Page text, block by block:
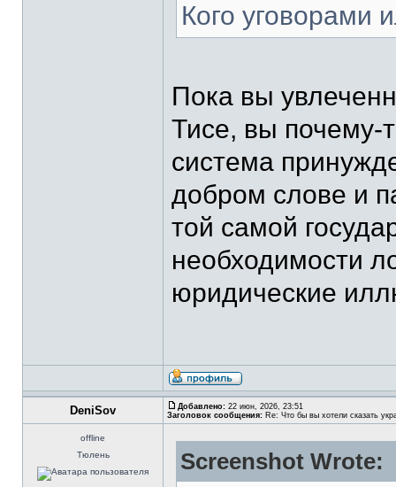
Кого уговорами
Пока вы
Тисе, вы почему-
система
добром слове и
той самой
необходимости
юридические
DeniSov Добавлено: 22 июн, 2026, 23:51
Заголовок сообщения: Re: Что бы вы хотели сказать
offline
Тюлень
Screenshot Wrote: